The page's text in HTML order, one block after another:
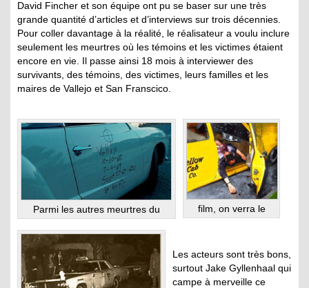
David Fincher et son équipe ont pu se baser sur une très
grande quantité d’articles et d’interviews sur trois décennies.
Pour coller davantage à la réalité, le réalisateur a voulu inclure
seulement les meurtres où les témoins et les victimes étaient
encore en vie. Il passe ainsi 18 mois à interviewer des
survivants, des témoins, des victimes, leurs familles et les
maires de Vallejo et San Franscico.
Parmi les autres meurtres du film, on verra le
Les acteurs sont très bons,
surtout Jake Gyllenhaal qui
campe à merveille ce